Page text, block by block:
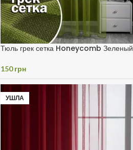
Тюль грек сетка Honeycomb Зеленый
150грн
УШЛА